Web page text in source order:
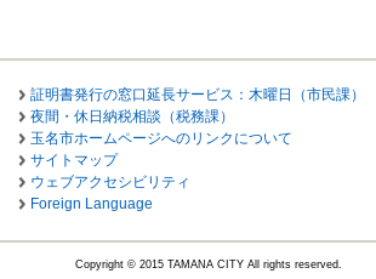
証明書発行の窓口延長サービス：木曜日（市民課）
夜間・休日納税相談（税務課）
玉名市ホームページへのリンクについて
サイトマップ
ウェブアクセシビリティ
Foreign Language
Copyright © 2015 TAMANA CITY All rights reserved.